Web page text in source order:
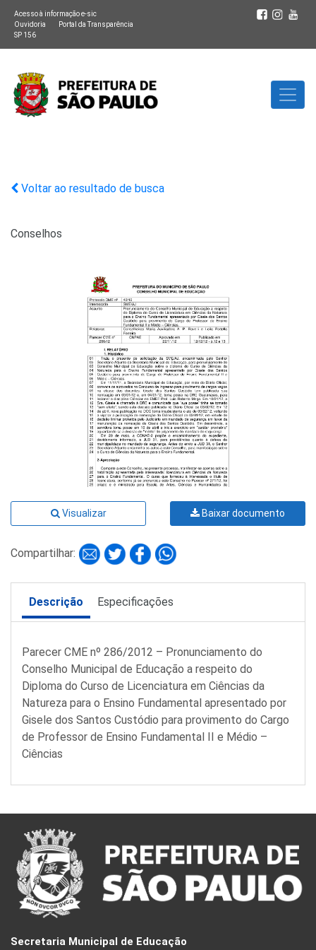
Acesso à informação e-sic
Ouvidoria
Portal da Transparência
SP 156
Voltar ao resultado de busca
Conselhos
Visualizar Baixar documento
Compartilhar:
Descrição Especificações
Parecer CME nº 286/2012 – Pronunciamento do
Conselho Municipal de Educação a respeito do
Diploma do Curso de Licenciatura em Ciências da
Natureza para o Ensino Fundamental apresentado por
Gisele dos Santos Custódio para provimento do Cargo
de Professor de Ensino Fundamental II e Médio –
Ciências
Secretaria Municipal de Educação